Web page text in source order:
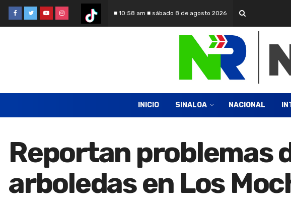
■ 10:58 am ■ sábado 8 de agosto 2026
INICIO SINALOA NACIONAL
Reportan problemas
arboledas en Los